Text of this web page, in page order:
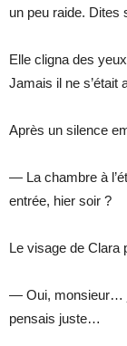
un peu raide.
Elle cligna des
Jamais il ne s’était
Après un silence
— La chambre à
entrée, hier soir ?
Le visage de Clara
— Oui, monsieur…
pensais juste…